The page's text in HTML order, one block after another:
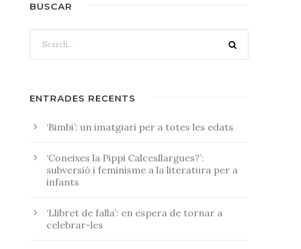
BUSCAR
ENTRADES RECENTS
‘Bimbi’: un imatgiari per a totes les edats
‘Coneixes la Pippi Calcesllargues?’:
subversió i feminisme a la literatura per a
infants
‘Llibret de falla’: en espera de tornar a
celebrar-les